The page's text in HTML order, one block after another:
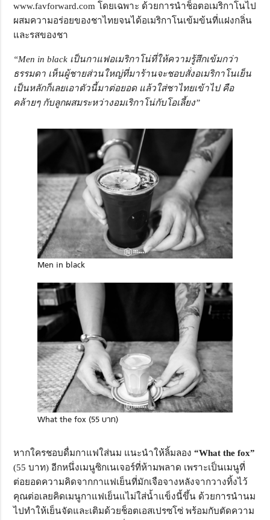
www.favforward.com โดยเฉพาะ ด้วยการนำช็อตอเมริกาโนไป
ผสมความอร่อยของชาไทยจนได้อเมริกาโนเข้มข้นที่แฝงกลิ่น
และรสของชา
“Men in black เป็นกาแฟอเมริกาโน่ที่ให้ความรู้สึกเข้มกว่า
ธรรมดา เห็นผู้ชายส่วนใหญ่ที่มาร้านจะชอบสั่งอเมริกาโนเย็น
เป็นหลักก็เลยเอาตัวนี้มาต่อยอด แล้วใส่ชาไทยเข้าไป คือ
คล้ายๆ กับลูกผสมระหว่างอมเริกาโน่กับโอเลี้ยง”
Men in black
What the fox (55 บาท)
หากใครชอบดื่มกาแฟใส่นม แนะนำให้ลิ้มลอง “What the fox”
(55 บาท) อีกหนึ่งเมนูซิกเนเจอร์ที่ห้ามพลาด เพราะเป็นเมนูที่
ต่อยอดความคิดจากกาแฟเย็นที่มักเจือจางหลังจากวางทิ้งไว้
คุณต่อเลยคิดเมนูกาแฟเย็นแไม่ใส่น้ำแข็งนี้ขึ้น ด้วยการนำนม
ไปทำให้เย็นจัดและเติมด้วยช็อตเอสเปรซโซ่ พร้อมกับตัดความ